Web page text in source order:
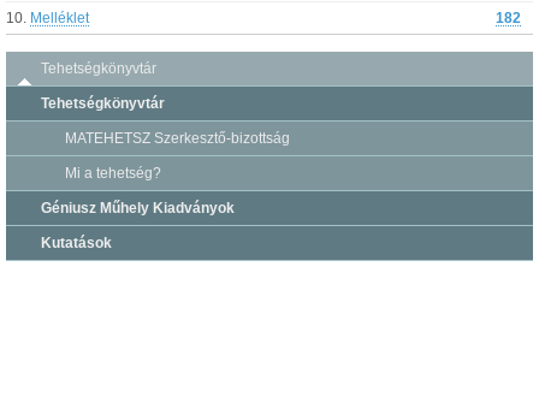
10. Melléklet 182
Tehetségkönyvtár
Tehetségkönyvtár
MATEHETSZ Szerkesztő-bizottság
Mi a tehetség?
Géniusz Műhely Kiadványok
Kutatások